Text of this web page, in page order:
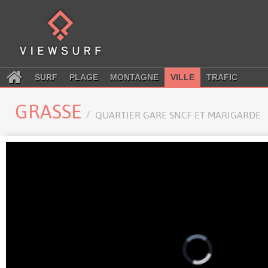
SURF PLAGE MONTAGNE VILLE TRAFIC
GRASSE QUARTIER GARE SNCF ET MARIGARDE